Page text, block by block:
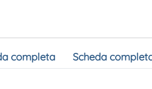
completa Scheda